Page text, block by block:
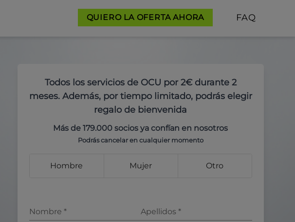
QUIERO LA OFERTA AHORA FAQ
Todos los servicios de OCU por 2€ durante 2
meses. Además, por tiempo limitado, podrás elegir
regalo de bienvenida
Más de 179.000 socios ya confían en nosotros
Podrás cancelar en cualquier momento
Hombre Mujer Otro
Nombre * Apellidos *